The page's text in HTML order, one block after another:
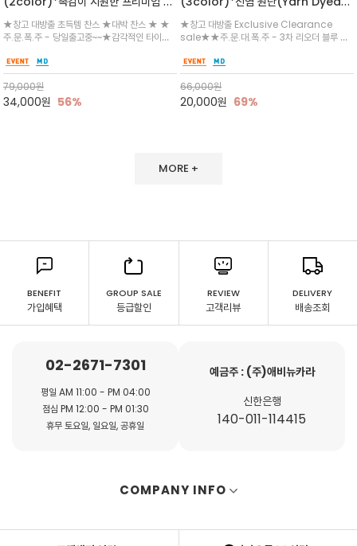
롭 숄더가 빈티지한 무드를 연출
★창고 대방출 초득템 찬스 ★대박 찬스 ★ ★
주.문.폭.주 - 당일출고중~~★감각적인 타이포
엣으로 자연스러운 핏을 선사~유니섹스한 스타
일이면서 데일리 원마일 스웨트 팬츠나 데님 또
는 반바지와도 굿
79,000원
34,000원 56%
한 'VN' 로고 자수가 은은한 포인트가
되어주며, 톡톡한 코튼 소재로 제작되어
늘어짐 없이 탄탄한 실루엣을 유지
★창고 대방출 Exclusive Clearance
sale★★주.문.대.폭.주 - 3차 리오더 블루 그
가디건이나 자켓 안에 레이어드하기에도 완벽한
아이템/ 일반적인 면이 아닌 선염원단으로 단독
으로 입으셔도 핏과 스타일이 나는 원단
66,000원
20,000원 69%
MORE +
BENEFIT
가입혜택
GROUP SALE
등급할인
REVIEW
고객리뷰
DELIVERY
배송조회
02-2671-7301
평일 AM 11:00 - PM 04:00
점심 PM 12:00 - PM 01:30
휴무 토요일, 일요일, 공휴일
예금주 : (주)애비뉴카라
신한은행
140-011-114415
COMPANY INFO